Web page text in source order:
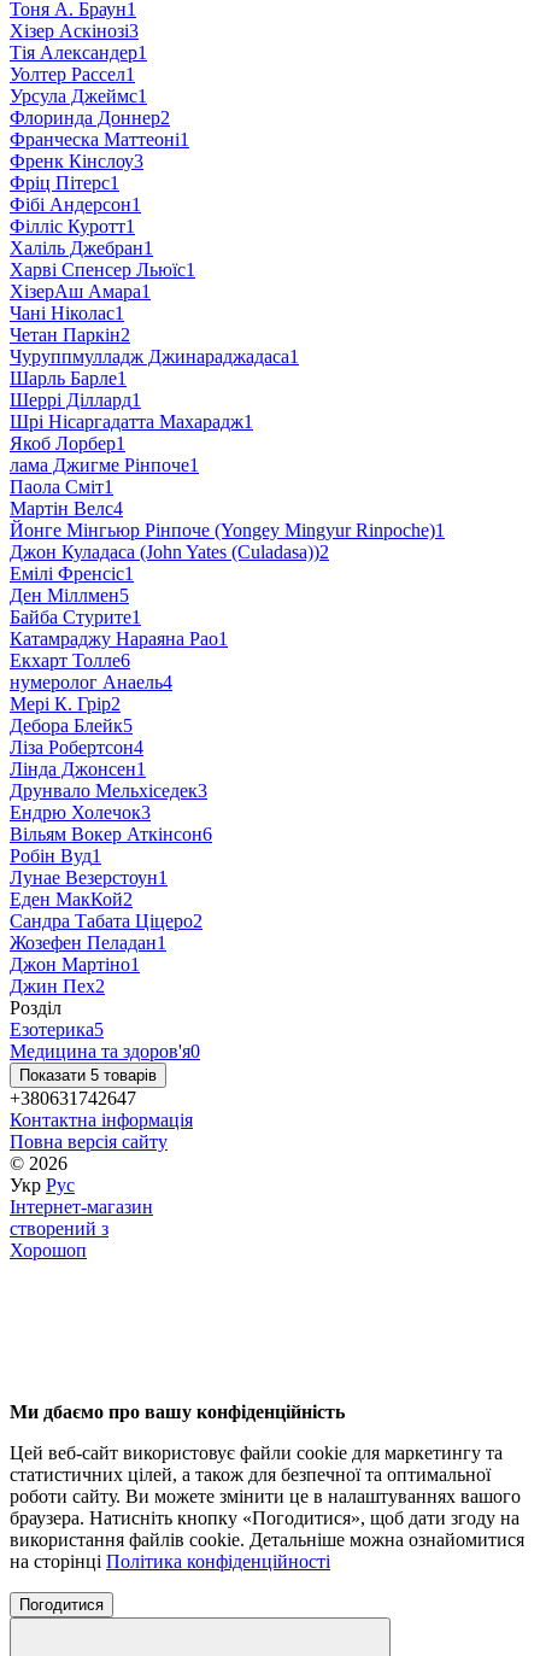
Тоня А. Браун1
Хізер Аскінозі3
Тія Александер1
Уолтер Рассел1
Урсула Джеймс1
Флоринда Доннер2
Франческа Маттеоні1
Френк Кінслоу3
Фріц Пітерс1
Фібі Андерсон1
Філліс Куротт1
Халіль Джебран1
Харві Спенсер Льюїс1
ХізерАш Амара1
Чані Ніколас1
Четан Паркін2
Чуруппмулладж Джинараджадаса1
Шарль Барле1
Шеррі Діллард1
Шрі Нісаргадатта Махарадж1
Якоб Лорбер1
лама Джигме Рінпоче1
Паола Сміт1
Мартін Велс4
Йонге Мінгьюр Рінпоче (Yongey Mingyur Rinpoche)1
Джон Куладаса (John Yates (Culadasa))2
Емілі Френсіс1
Ден Міллмен5
Байба Стурите1
Катамраджу Нараяна Рао1
Екхарт Толле6
нумеролог Анаель4
Мері К. Грір2
Дебора Блейк5
Ліза Робертсон4
Лінда Джонсен1
Друнвало Мельхіседек3
Ендрю Холечок3
Вільям Вокер Аткінсон6
Робін Вуд1
Лунае Везерстоун1
Еден МакКой2
Сандра Табата Ціцеро2
Жозефен Пеладан1
Джон Мартіно1
Джин Пех2
Розділ
Езотерика5
Медицина та здоров'я0
Показати 5 товарів
+380631742647
Контактна інформація
Повна версія сайту
© 2026
Укр Рус
Інтернет-магазин
створений з
Хорошоп
Ми дбаємо про вашу конфіденційність
Цей веб-сайт використовує файли cookie для маркетингу та
статистичних цілей, а також для безпечної та оптимальної
роботи сайту. Ви можете змінити це в налаштуваннях вашого
браузера. Натисніть кнопку «Погодитися», щоб дати згоду на
використання файлів cookie. Детальніше можна ознайомитися
на сторінці Політика конфіденційності
Погодитися